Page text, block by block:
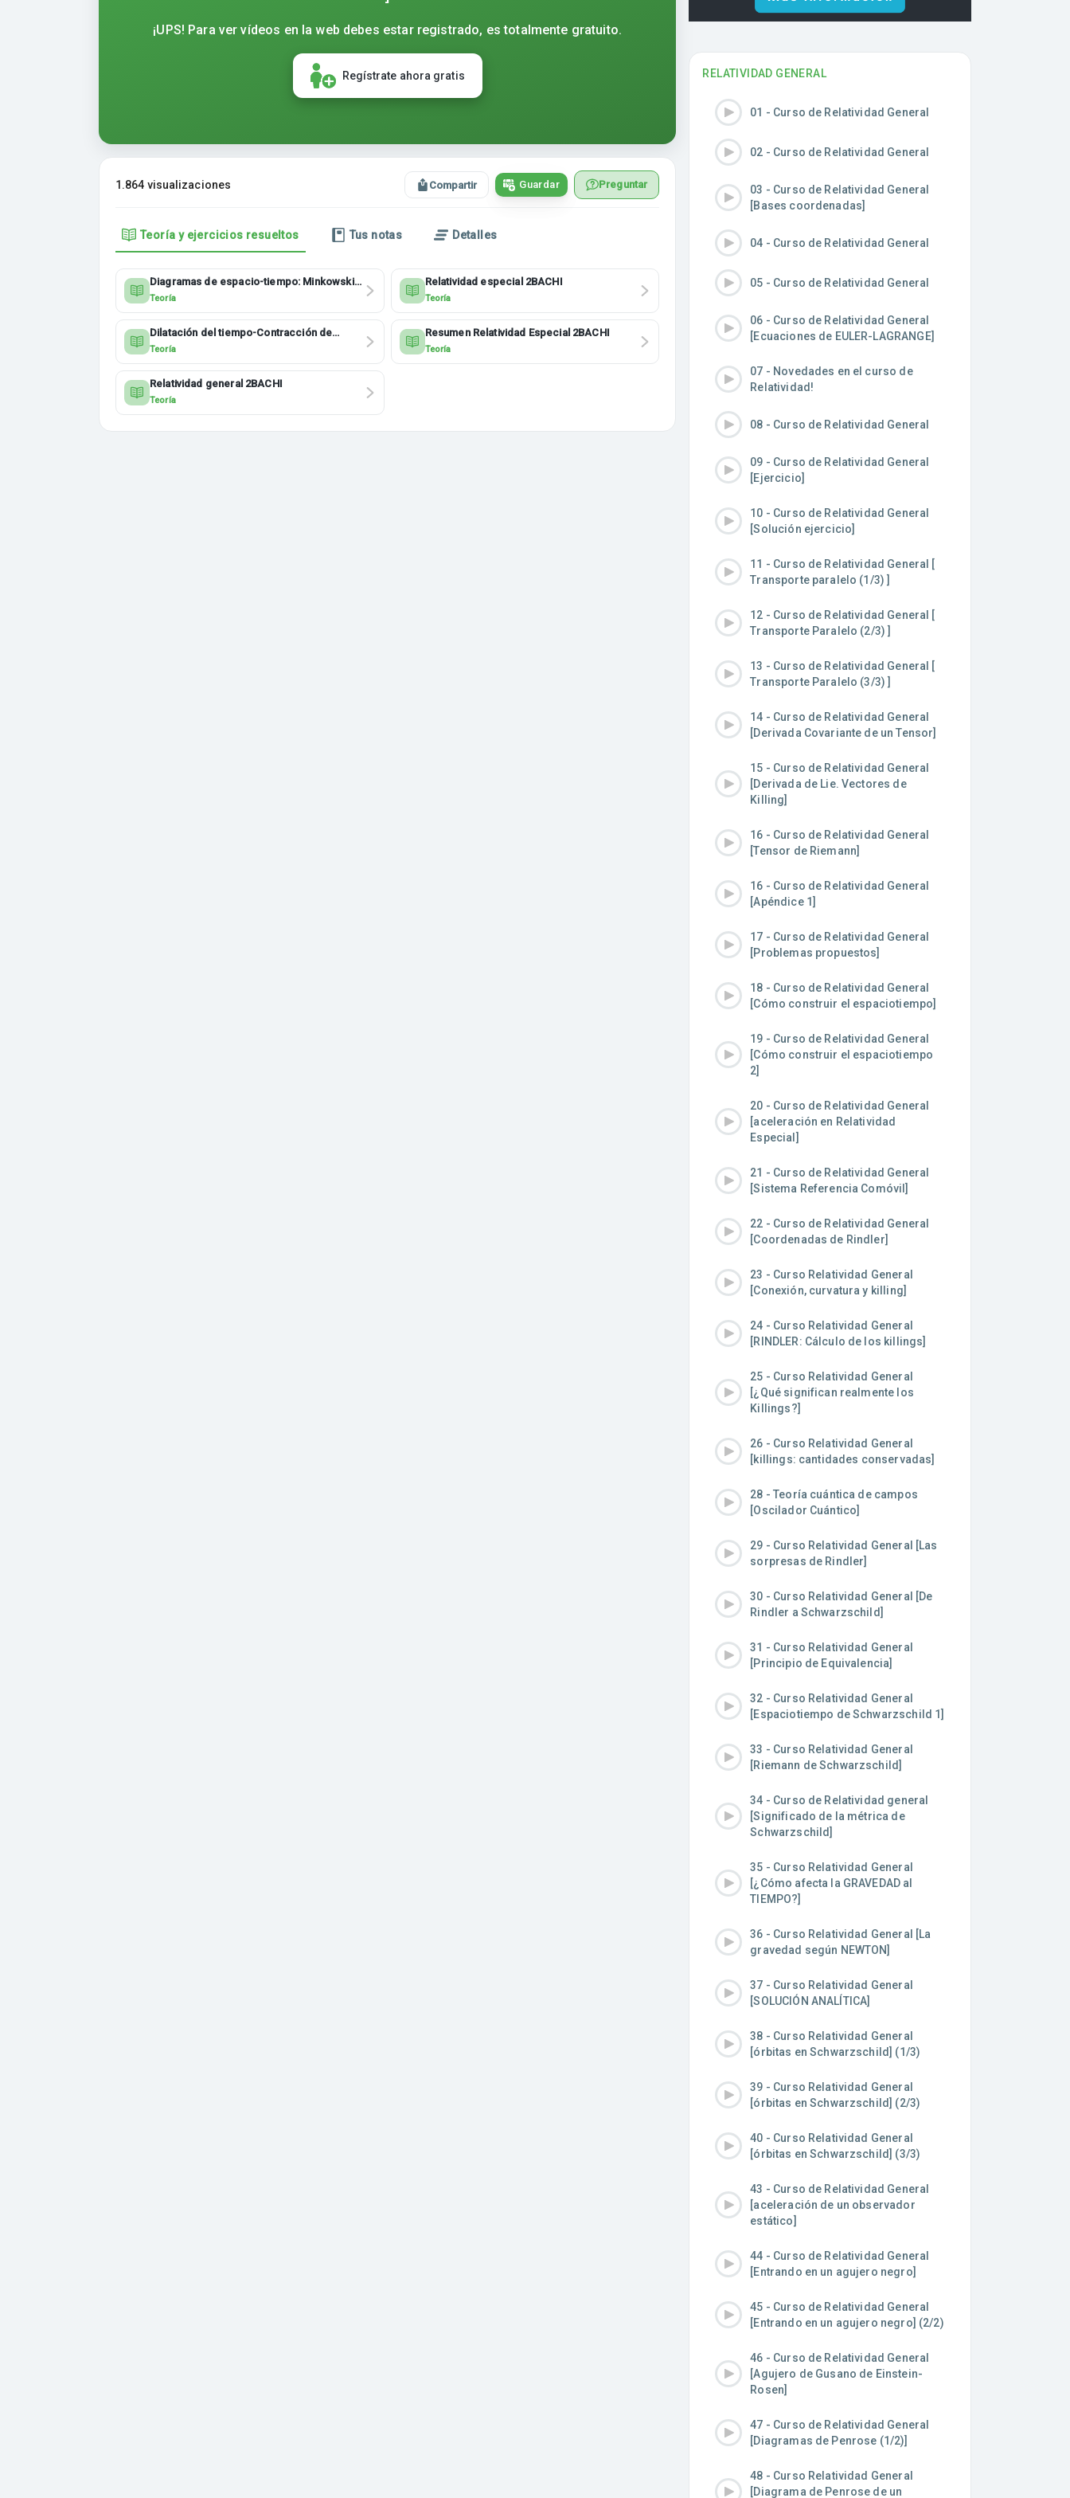
¡UPS! Para ver vídeos en la web debes estar registrado, es totalmente gratuito.
Regístrate ahora gratis
1.864 visualizaciones Compartir Guardar Preguntar
Teoría y ejercicios resueltos Tus notas Detalles
Diagramas de espacio-tiempo: Minkowski
2BACHI
Teoría
Relatividad especial 2BACHI
Teoría
Dilatación del tiempo-Contracción de
longitudes 2BACHI
Teoría
Resumen Relatividad Especial 2BACHI
Teoría
Relatividad general 2BACHI
Teoría
RELATIVIDAD GENERAL
01 - Curso de Relatividad General
02 - Curso de Relatividad General
03 - Curso de Relatividad General
[Bases coordenadas]
04 - Curso de Relatividad General
05 - Curso de Relatividad General
06 - Curso de Relatividad General
[Ecuaciones de EULER-LAGRANGE]
07 - Novedades en el curso de
Relatividad!
08 - Curso de Relatividad General
09 - Curso de Relatividad General
[Ejercicio]
10 - Curso de Relatividad General
[Solución ejercicio]
11 - Curso de Relatividad General [
Transporte paralelo (1/3) ]
12 - Curso de Relatividad General [
Transporte Paralelo (2/3) ]
13 - Curso de Relatividad General [
Transporte Paralelo (3/3) ]
14 - Curso de Relatividad General
[Derivada Covariante de un Tensor]
15 - Curso de Relatividad General
[Derivada de Lie. Vectores de
Killing]
16 - Curso de Relatividad General
[Tensor de Riemann]
16 - Curso de Relatividad General
[Apéndice 1]
17 - Curso de Relatividad General
[Problemas propuestos]
18 - Curso de Relatividad General
[Cómo construir el espaciotiempo]
19 - Curso de Relatividad General
[Cómo construir el espaciotiempo
2]
20 - Curso de Relatividad General
[aceleración en Relatividad
Especial]
21 - Curso de Relatividad General
[Sistema Referencia Comóvil]
22 - Curso de Relatividad General
[Coordenadas de Rindler]
23 - Curso Relatividad General
[Conexión, curvatura y killing]
24 - Curso Relatividad General
[RINDLER: Cálculo de los killings]
25 - Curso Relatividad General
[¿Qué significan realmente los
Killings?]
26 - Curso Relatividad General
[killings: cantidades conservadas]
28 - Teoría cuántica de campos
[Oscilador Cuántico]
29 - Curso Relatividad General [Las
sorpresas de Rindler]
30 - Curso Relatividad General [De
Rindler a Schwarzschild]
31 - Curso Relatividad General
[Principio de Equivalencia]
32 - Curso Relatividad General
[Espaciotiempo de Schwarzschild 1]
33 - Curso Relatividad General
[Riemann de Schwarzschild]
34 - Curso de Relatividad general
[Significado de la métrica de
Schwarzschild]
35 - Curso Relatividad General
[¿Cómo afecta la GRAVEDAD al
TIEMPO?]
36 - Curso Relatividad General [La
gravedad según NEWTON]
37 - Curso Relatividad General
[SOLUCIÓN ANALÍTICA]
38 - Curso Relatividad General
[órbitas en Schwarzschild] (1/3)
39 - Curso Relatividad General
[órbitas en Schwarzschild] (2/3)
40 - Curso Relatividad General
[órbitas en Schwarzschild] (3/3)
43 - Curso de Relatividad General
[aceleración de un observador
estático]
44 - Curso de Relatividad General
[Entrando en un agujero negro]
45 - Curso de Relatividad General
[Entrando en un agujero negro] (2/2)
46 - Curso de Relatividad General
[Agujero de Gusano de Einstein-
Rosen]
47 - Curso de Relatividad General
[Diagramas de Penrose (1/2)]
48 - Curso Relatividad General
[Diagrama de Penrose de un